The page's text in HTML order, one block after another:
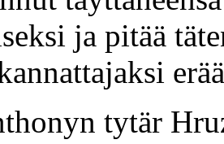
ja pitää
tytär